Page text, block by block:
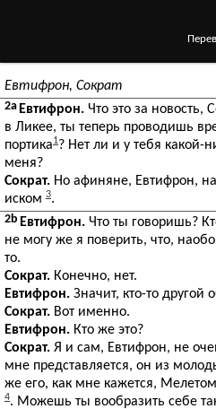
Евтифрон, Сократ
2a Евтифрон. Что это за новость,
в Ликее, ты теперь проводишь
портика1? Нет ли и у тебя
меня?
Сократ. Но афиняне, Евтифрон,
иском 3.
2b Евтифрон. Что ты говоришь?
не могу же я поверить, что,
то.
Сократ. Конечно, нет.
Евтифрон. Значит, кто-то другой
Сократ. Вот именно.
Евтифрон. Кто же это?
Сократ. Я и сам, Евтифрон, не
мне представляется, он из
же его, как мне кажется,
4. Можешь ты вообразить себе